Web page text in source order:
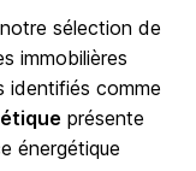
sélection de
immobilières
identifiés comme
présente
énergétique